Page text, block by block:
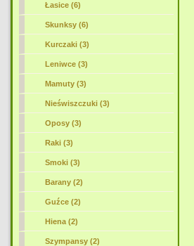
Łasice (6)
Skunksy (6)
Kurczaki (3)
Leniwce (3)
Mamuty (3)
Nieświszczuki (3)
Oposy (3)
Raki (3)
Smoki (3)
Barany (2)
Guźce (2)
Hiena (2)
Szympansy (2)